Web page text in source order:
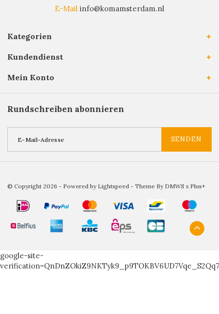
E-Mail info@komamsterdam.nl
Kategorien
Kundendienst
Mein Konto
Rundschreiben abonnieren
SENDEN
© Copyright 2026 - Powered by Lightspeed - Theme By DMWS x Plus+
google-site-